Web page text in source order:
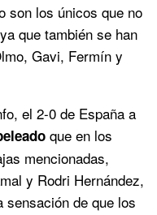
son los únicos que no
que también se han
Gavi, Fermín y
el 2-0 de España a
que en los
mencionadas,
y Rodri Hernández,
de que los